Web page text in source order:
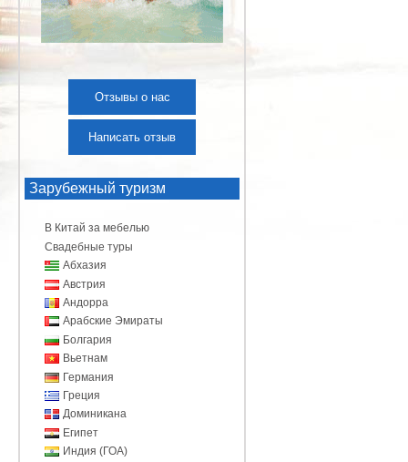
Отзывы о нас
Написать отзыв
Зарубежный туризм
В Китай за мебелью
Свадебные туры
Абхазия
Австрия
Андорра
Арабские Эмираты
Болгария
Вьетнам
Германия
Греция
Доминикана
Египет
Индия (ГОА)